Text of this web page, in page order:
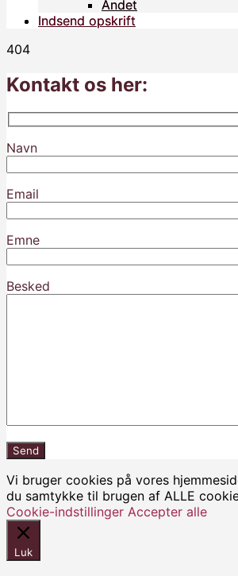
Andet
Indsend opskrift
Andet
Indsend opskrift
404
Kontakt os her:
Navn
Email
Emne
Besked
Vi bruger cookies på vores
du samtykke til brugen af ALLE
Cookie-indstillinger Accepter alle
Luk